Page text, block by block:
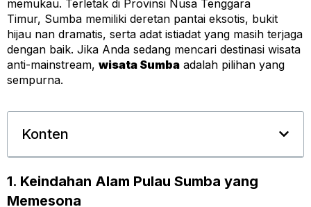
memukau. Terletak di Provinsi Nusa Tenggara
Timur, Sumba memiliki deretan pantai eksotis, bukit
hijau nan dramatis, serta adat istiadat yang masih terjaga
dengan baik. Jika Anda sedang mencari destinasi wisata
anti-mainstream, wisata Sumba adalah pilihan yang
sempurna.
Konten
1. Keindahan Alam Pulau Sumba yang
Memesona